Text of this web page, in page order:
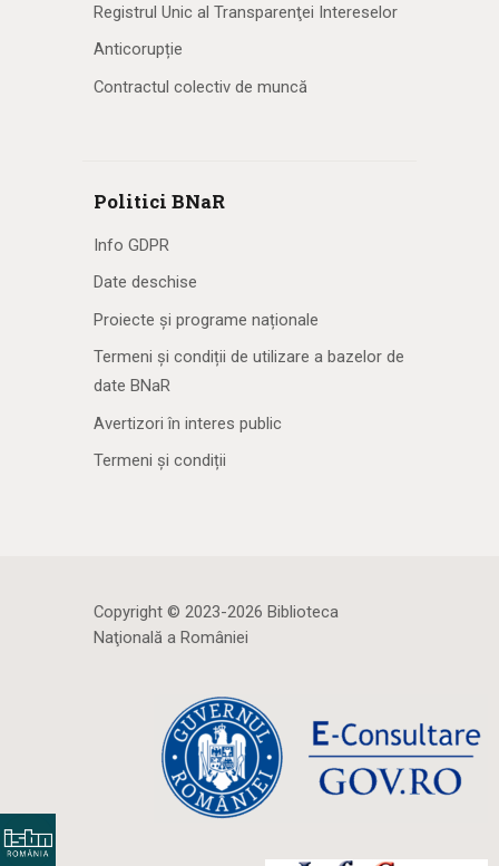
Registrul Unic al Transparenţei Intereselor
Anticorupție
Contractul colectiv de muncă
Politici BNaR
Info GDPR
Date deschise
Proiecte și programe naționale
Termeni și condiții de utilizare a bazelor de
date BNaR
Avertizori în interes public
Termeni și condiții
Copyright © 2023-2026 Biblioteca
Naţională a României